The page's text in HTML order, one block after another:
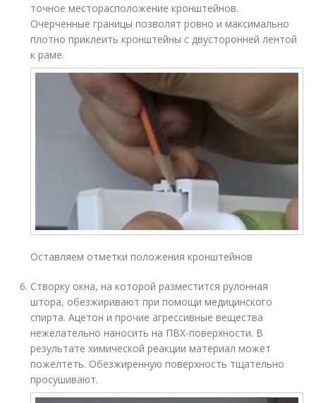
точное месторасположение кронштейнов.
Очерченные границы позволят ровно и максимально
плотно приклеить кронштейны с двусторонней лентой
к раме.
Оставляем отметки положения кронштейнов
Створку окна, на которой разместится рулонная
штора, обезжиривают при помощи медицинского
спирта. Ацетон и прочие агрессивные вещества
нежелательно наносить на ПВХ-поверхности. В
результате химической реакции материал может
пожелтеть. Обезжиренную поверхность тщательно
просушивают.